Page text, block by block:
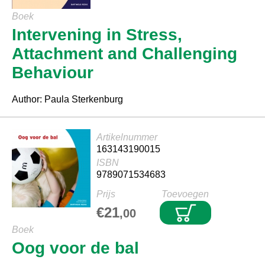
Boek
Intervening in Stress,
Attachment and Challenging
Behaviour
Author: Paula Sterkenburg
Boek
Oog voor de bal
Prijs
€21,00
Toevoegen
Artikelnummer
163143190015
ISBN
9789071534683